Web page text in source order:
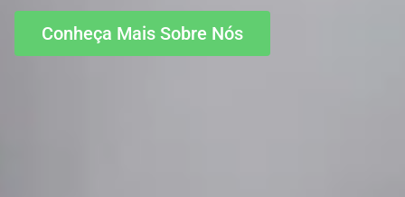
Conheça Mais Sobre Nós